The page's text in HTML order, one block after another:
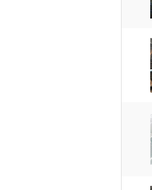
RESU